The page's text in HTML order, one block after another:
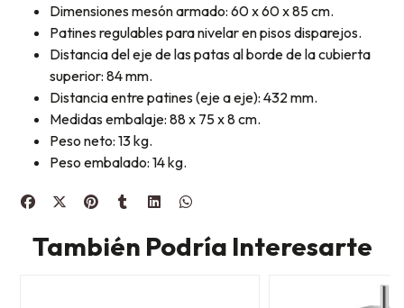
Dimensiones mesón armado: 60 x 60 x 85 cm.
Patines regulables para nivelar en pisos disparejos.
Distancia del eje de las patas al borde de la cubierta
superior: 84 mm.
Distancia entre patines (eje a eje): 432 mm.
Medidas embalaje: 88 x 75 x 8 cm.
Peso neto: 13 kg.
Peso embalado: 14 kg.
También Podría Interesarte